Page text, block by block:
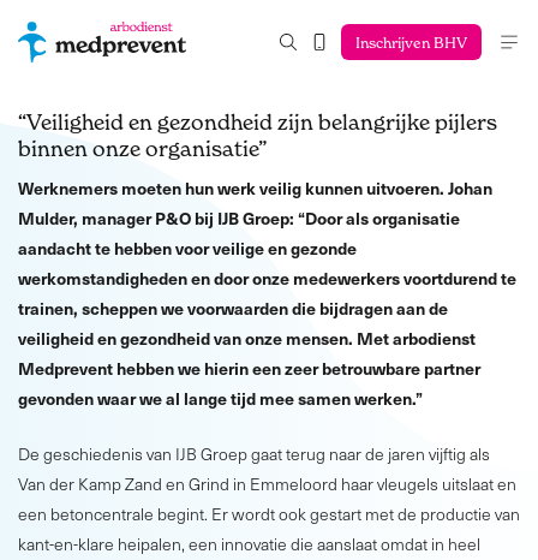
Inschrijven BHV
“Veiligheid en gezondheid zijn belangrijke pijlers
binnen onze organisatie”
Werknemers moeten hun werk veilig kunnen uitvoeren. Johan
Mulder, manager P&O bij IJB Groep: “Door als organisatie
aandacht te hebben voor veilige en gezonde
werkomstandigheden en door onze medewerkers voortdurend te
trainen, scheppen we voorwaarden die bijdragen aan de
veiligheid en gezondheid van onze mensen. Met arbodienst
Medprevent hebben we hierin een zeer betrouwbare partner
gevonden waar we al lange tijd mee samen werken.”
De geschiedenis van IJB Groep gaat terug naar de jaren vijftig als
Van der Kamp Zand en Grind in Emmeloord haar vleugels uitslaat en
een betoncentrale begint. Er wordt ook gestart met de productie van
kant-en-klare heipalen, een innovatie die aanslaat omdat in heel